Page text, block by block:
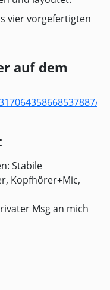
vier vorgefertigten
auf dem
Stabile
Kopfhörer+Mic,
Msg an mich